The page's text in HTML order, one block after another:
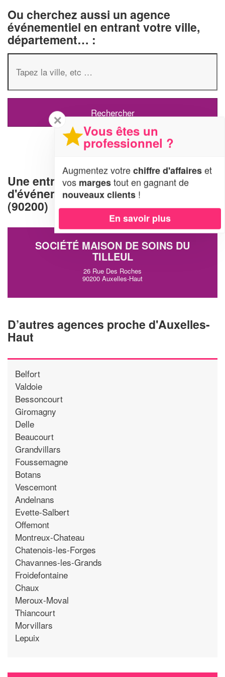
Ou cherchez aussi un agence
événementiel en entrant votre ville,
département… :
Une entreprise d'organisation
d'événements à Auxelles-Haut
(90200)
SOCIÉTÉ MAISON DE SOINS DU
TILLEUL
26 Rue Des Roches
90200 Auxelles-Haut
D’autres agences proche d'Auxelles-
Haut
Belfort
Valdoie
Bessoncourt
Giromagny
Delle
Beaucourt
Grandvillars
Foussemagne
Botans
Vescemont
Andelnans
Evette-Salbert
Offemont
Montreux-Chateau
Chatenois-les-Forges
Chavannes-les-Grands
Froidefontaine
Chaux
Meroux-Moval
Thiancourt
Morvillars
Lepuix
✕
Vous êtes un
professionnel ?
Augmentez votrechiffre d'affaireset
vos margestout en gagnant de
nouveaux clients !
En savoir plus